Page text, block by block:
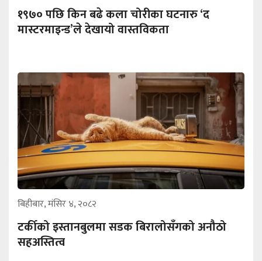
१९७० पछि किन बढे कला चोरीका घटनारु ‘द
मास्टरमाइन्ड’ले देखायो वास्तविकता
बिहीबार, मंसिर ४, २०८२
टर्कीको इस्तानबुलमा सडक बिरालोसँगको अनौठो
सहअस्तित्व